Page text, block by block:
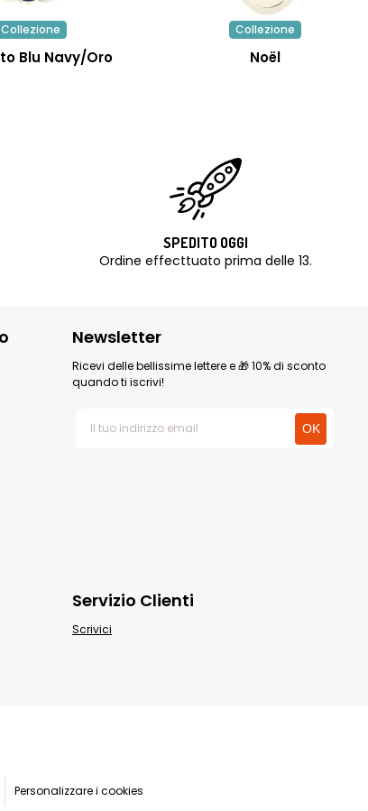
Collezione
Blu Navy/oro
Collezione
Noël
SPEDITO OGGI
Ordine effecttuato prima delle 13.
Newsletter
Ricevi delle bellissime lettere e 🎁 10% di sconto
quando ti iscrivi!
Servizio Clienti
Scrivici
Personalizzare i cookies